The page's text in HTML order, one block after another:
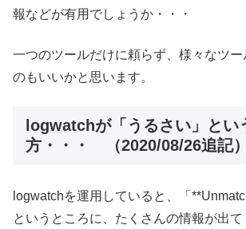
報などが有用でしょうか・・・
一つのツールだけに頼らず、様々なツ
のもいいかと思います。
logwatchが「うるさい」とい
方・・・ （2020/08/26追記）
logwatchを運用していると、「
というところに、たくさんの情報が出て